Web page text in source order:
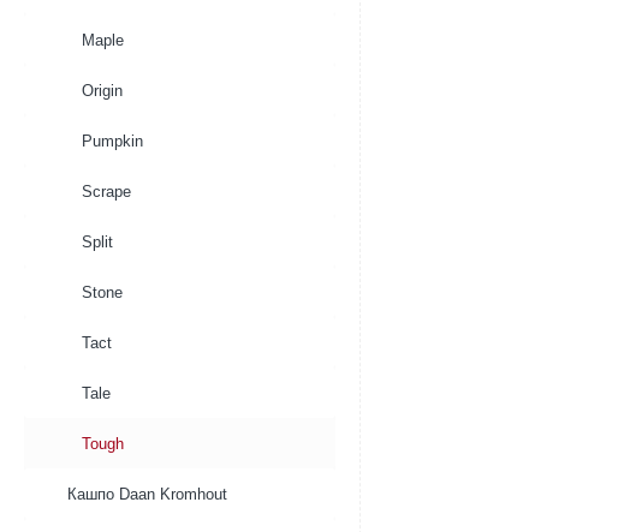
Maple
Origin
Pumpkin
Scrape
Split
Stone
Tact
Tale
Tough
Кашпо Daan Kromhout